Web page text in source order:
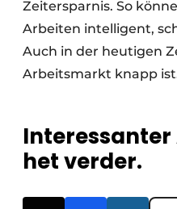
Zeitersparnis. So
Arbeiten intelligent,
Auch in der heutigen
Arbeitsmarkt knapp
Interessanter
het verder.